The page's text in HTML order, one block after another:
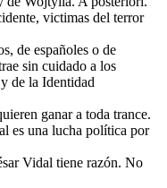
victimas del terror
de españoles o de
sin cuidado a los
de la Identidad
ganar a toda trance.
es una lucha política por
Vidal tiene razón. No